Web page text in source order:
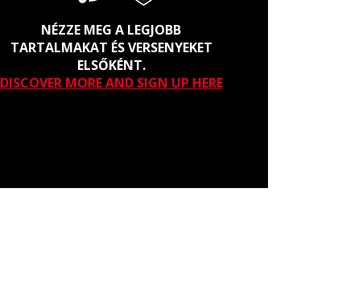
NÉZZE MEG A LEGJOBB
TARTALMAKAT ÉS VERSENYEKET
ELSŐKÉNT.
DISCOVER MORE AND SIGN UP HERE